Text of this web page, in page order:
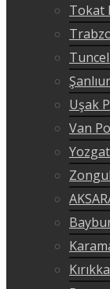
Tokat
Uşak
Van